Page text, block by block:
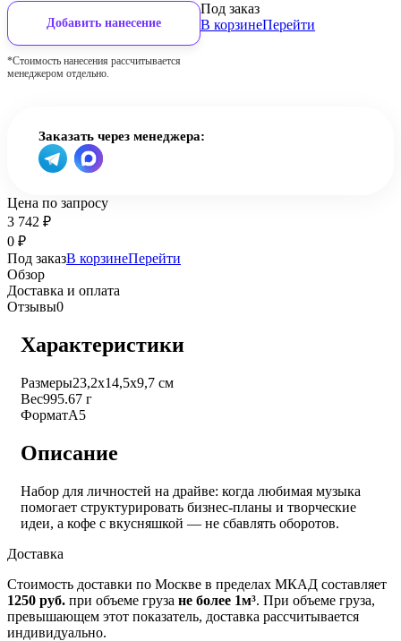
Добавить нанесение
*Стоимость нанесения рассчитывается
менеджером отдельно.
Под заказ
В корзинеПерейти
Заказать через менеджера:
Цена по запросу
3 742 ₽
0 ₽
Под заказВ корзинеПерейти
Обзор
Доставка и оплата
Отзывы0
Характеристики
Размеры23,2х14,5х9,7 см
Вес995.67 г
ФорматА5
Описание
Набор для личностей на драйве: когда любимая музыка
помогает структурировать бизнес-планы и творческие
идеи, а кофе с вкусняшкой — не сбавлять оборотов.
Доставка
Стоимость доставки по Москве в пределах МКАД составляет
1250 руб. при объеме груза не более 1м³. При объеме груза,
превышающем этот показатель, доставка рассчитывается
индивидуально.